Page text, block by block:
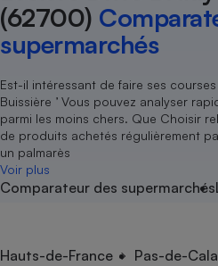
(62700)
supermarchés
Est-il intéressant de faire ses
Buissière ’ Vous pouvez analyser
parmi les moins chers. Que Choisir
de produits achetés régulièrement
un palmarès
Voir plus
Comparateur des supermarchés
Hauts-de-France Pas-de-
Enquêtes
Guides d'achat
Conseils
Brèves
Soumettre un litige
Lettres types
Rencontrer une association
Nos actions
Nos grandes victoires
Les billets de la présidente
Nos associations locales
Nous rejoindre
En savoir plus sur Que
?
Nos missions
Notre méthodologie
Notre financement
Nos partenaires
Nous rejoindre